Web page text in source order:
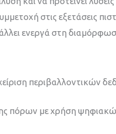
στις εξετάσεις
ενεργά στη
περιβαλλοντικών
πόρων με χρήση